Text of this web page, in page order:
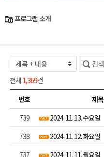
프로그램 소개
전체 1,369건
번호
제목
739
2024. 11. 13. 수요일
738
2024. 11. 12. 화요일
737
2024. 11. 11. 월요일